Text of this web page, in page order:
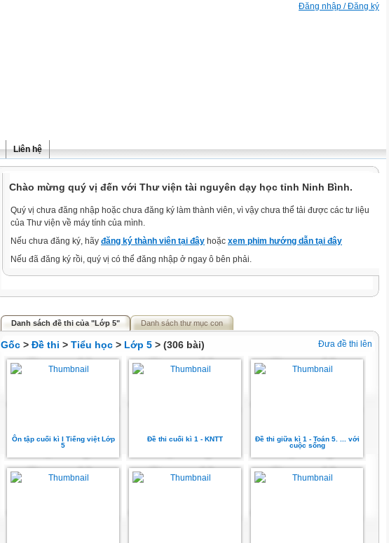
Đăng nhập / Đăng ký
Liên hệ
Chào mừng quý vị đến với Thư viện tài nguyên dạy học tỉnh Ninh Bình.
Quý vị chưa đăng nhập hoặc chưa đăng ký làm thành viên, vì vậy chưa thể tải được các tư liệu
của Thư viện về máy tính của mình.
Nếu chưa đăng ký, hãy đăng ký thành viên tại đây hoặc xem phim hướng dẫn tại đây
Nếu đã đăng ký rồi, quý vị có thể đăng nhập ở ngay ô bên phải.
Danh sách đề thi của "Lớp 5" Danh sách thư mục con
Đưa đề thi lên
Gốc > Đề thi > Tiểu học > Lớp 5 > (306 bài)
Ôn tập cuối kì I Tiếng việt Lớp
5
Đề thi cuối kì 1 - KNTT
Đề thi giữa kì 1 - Toán 5. ... với
cuộc sống